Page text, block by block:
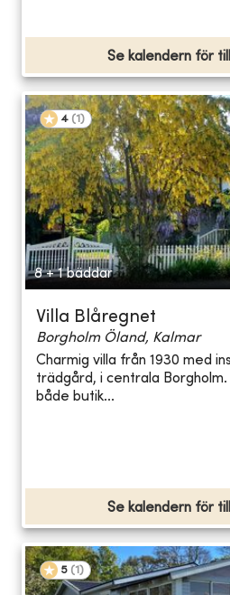
Se kalendern för
4 (1 )
8 + 1 bäddar
Villa Blåregnet
Borgholm Öland, Kalmar
Charmig villa från 1930 med
trädgård, i centrala
både butik...
Se kalendern för
5 (1 )